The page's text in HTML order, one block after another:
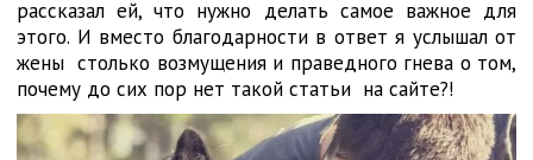
рассказал ей, что нужно делать самое важное для
этого. И вместо благодарности в ответ я услышал от
жены столько возмущения и праведного гнева о том,
почему до сих пор нет такой статьи на сайте?!